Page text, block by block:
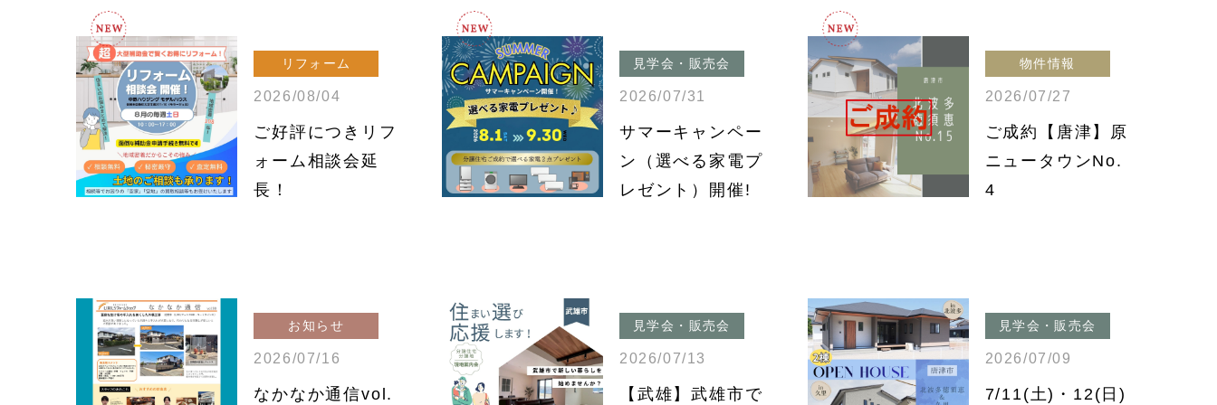
リフォーム
2026/08/04
ご好評につきリフ
ォーム相談会延
長！
見学会・販売会
2026/07/31
サマーキャンペー
ン（選べる家電プ
レゼント）開催!
物件情報
2026/07/27
ご成約【唐津】原
ニュータウンNo.
4
お知らせ
2026/07/16
なかなか通信vol.
見学会・販売会
2026/07/13
【武雄】武雄市で
見学会・販売会
2026/07/09
7/11(土)・12(日)